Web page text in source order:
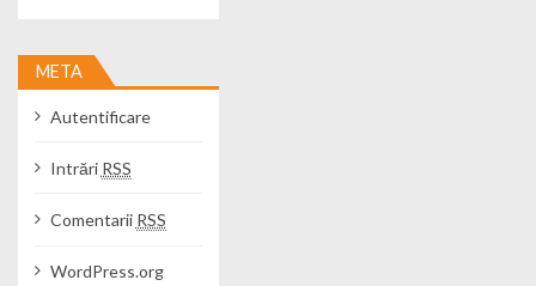
META
Autentificare
Intrări RSS
Comentarii RSS
WordPress.org